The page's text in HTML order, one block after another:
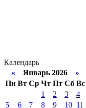
Календарь
« Январь 2026 »
Пн Вт Ср Чт Пт Сб Вс
1
2 3
4
5
6 7 8 9 10 11